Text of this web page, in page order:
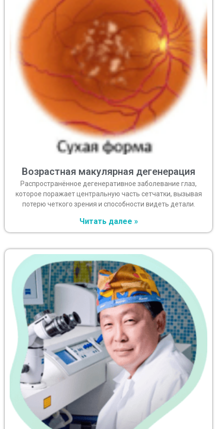
Возрастная макулярная дегенерация
Распространённое дегенеративное заболевание глаз,
которое поражает центральную часть сетчатки, вызывая
потерю четкого зрения и способности видеть детали.
Читать далее »